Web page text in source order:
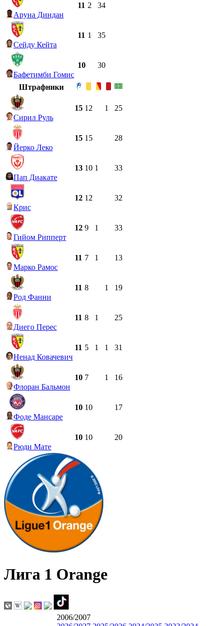
Аруна Диндан
11 2 34
Сейду Кейта
11 1 35
Бафетимби Гомис
10 30
Штрафники
Сирил Руль
15 12 1 25
Йерко Леко
15 15 28
Пап Диакате
13 10 1 33
Крис
12 12 32
Гийом Рипперт
12 9 1 33
Марко Рамос
11 7 1 13
Род Фанни
11 8 1 19
Диего Перес
11 8 1 25
Ненад Ковачевич
11 5 1 1 31
Флоран Бальмон
10 7 1 16
Фоде Мансаре
10 10 17
Рюди Мате
10 10 20
Лига 1 Orange
2006/2007